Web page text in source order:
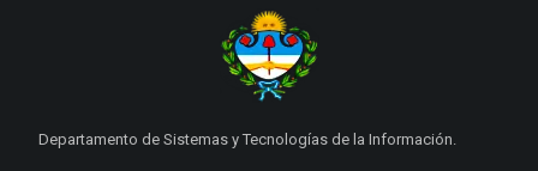
Departamento de Sistemas y Tecnologías de la Información.